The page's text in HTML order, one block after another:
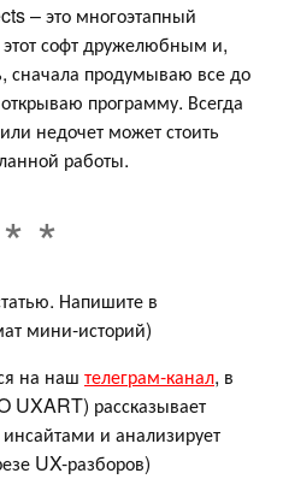
– это многоэтапный
этот софт дружелюбным и,
сначала продумываю все до
программу. Всегда
недочет может стоить
работы.
Напишите в
мини-историй)
на наш телеграм-канал, в
UXART) рассказывает
и анализирует
UX-разборов)